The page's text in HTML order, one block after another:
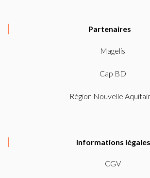
-
f
m
Partenaires
Magelis
Cap BD
Région Nouvelle
Informations légales
CGV